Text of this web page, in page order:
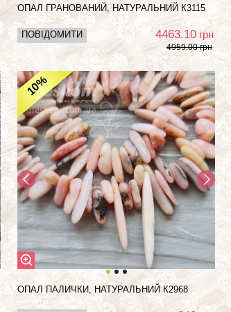
ОПАЛ ГРАНОВАНИЙ, НАТУРАЛЬНИЙ К3115
ПОВІДОМИТИ 4463.10грн
4959.00 грн
10%
ОПАЛ ПАЛИЧКИ, НАТУРАЛЬНИЙ К2968